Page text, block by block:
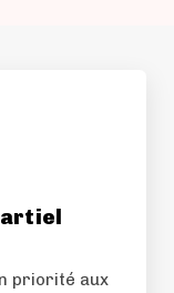
priorité aux